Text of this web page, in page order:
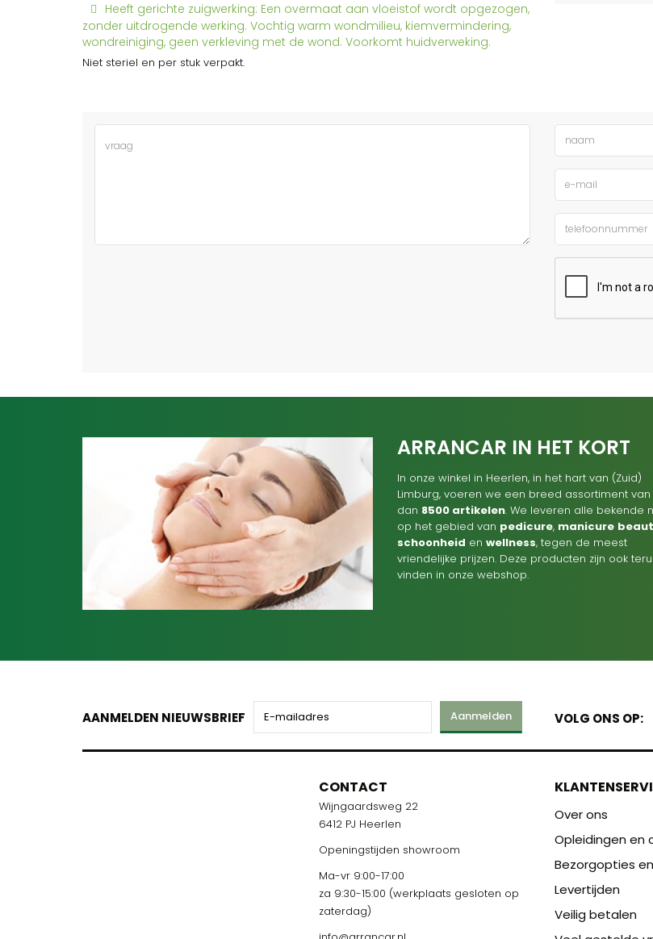
Heeft gerichte zuigwerking: Een overmaat aan vloeistof wordt opgezogen,
zonder uitdrogende werking. Vochtig warm wondmilieu, kiemvermindering,
wondreiniging, geen verkleving met de wond. Voorkomt huidverweking.
Niet steriel en per stuk verpakt.
ARRANCAR IN HET KORT
In onze winkel in Heerlen, in het hart van (Zuid)
Limburg, voeren we een breed assortiment
dan 8500 artikelen. We leveren alle bekende
op het gebied van pedicure, manicure
schoonheid en wellness, tegen de meest
vriendelijke prijzen. Deze producten zijn ook
vinden in onze webshop.
AANMELDEN NIEUWSBRIEF Aanmelden VOLG ONS OP:
CONTACT
Wijngaardsweg 22
6412 PJ Heerlen
Openingstijden showroom
Ma-vr 9:00-17:00
za 9:30-15:00 (werkplaats gesloten op
zaterdag)
Over ons
Opleidingen en
Bezorgopties
Levertijden
Veilig betalen